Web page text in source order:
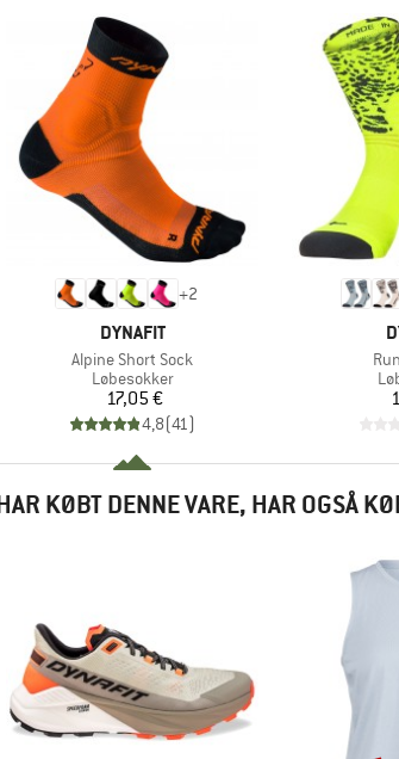
+2
MÆRKE
DYNAFIT
Artikel
Alpine Short Sock
Produktgruppe
Løbesokker
Pris
17,05 €
4,8(41)
KØBT DENNE VARE, HAR OGSÅ